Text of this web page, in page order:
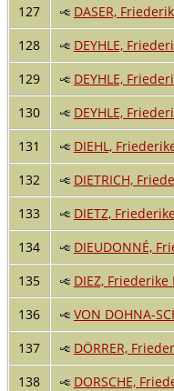
127
DASER,
128
DEYHLE,
129
DEYHLE,
130
DEYHLE,
131
DIEHL,
132
DIETRICH,
133
DIETZ,
134
DIEUDONNÉ,
135
DIEZ,
136
VON DOHNA-
137
DÖRRER,
138
DORSCHE,